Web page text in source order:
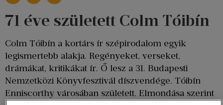
71 éve született Colm Tóibín
Colm Tóibín a kortárs ír szépirodalom egyik
legismertebb alakja. Regényeket, verseket,
drámákat, kritikákat ír. Ő lesz a 31. Budapesti
Nemzetközi Könyvfesztivál díszvendége. Tóibín
Enniscorthy városában született. Elmondása szerint